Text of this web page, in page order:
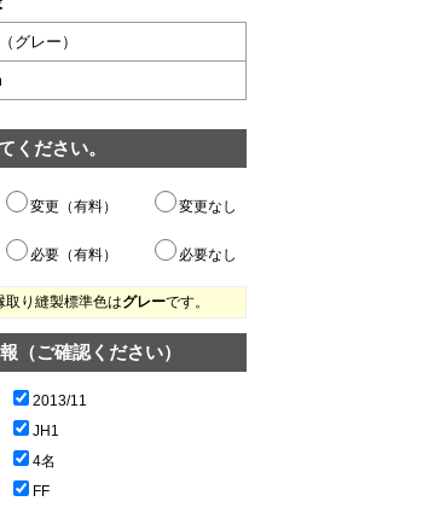
グレー）
ください。
変更（有料） 変更なし
必要（有料） 必要なし
取り縫製標準色はグレーです。
（ご確認ください）
2013/11
JH1
4名
FF